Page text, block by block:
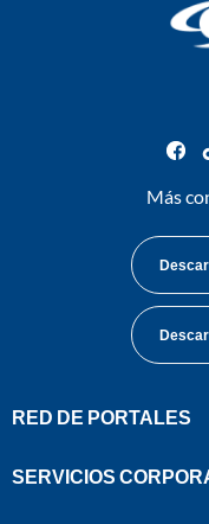
Más
RED DE PORTALES
SERVICIOS